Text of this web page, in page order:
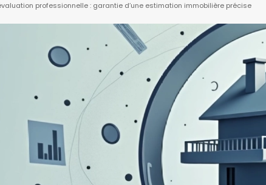
professionnelle : garantie d’une estimation immobilière précise